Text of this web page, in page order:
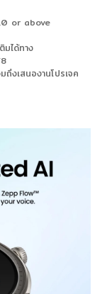
or above
มได้ทาง
ถึงเสนองานโปรเจค